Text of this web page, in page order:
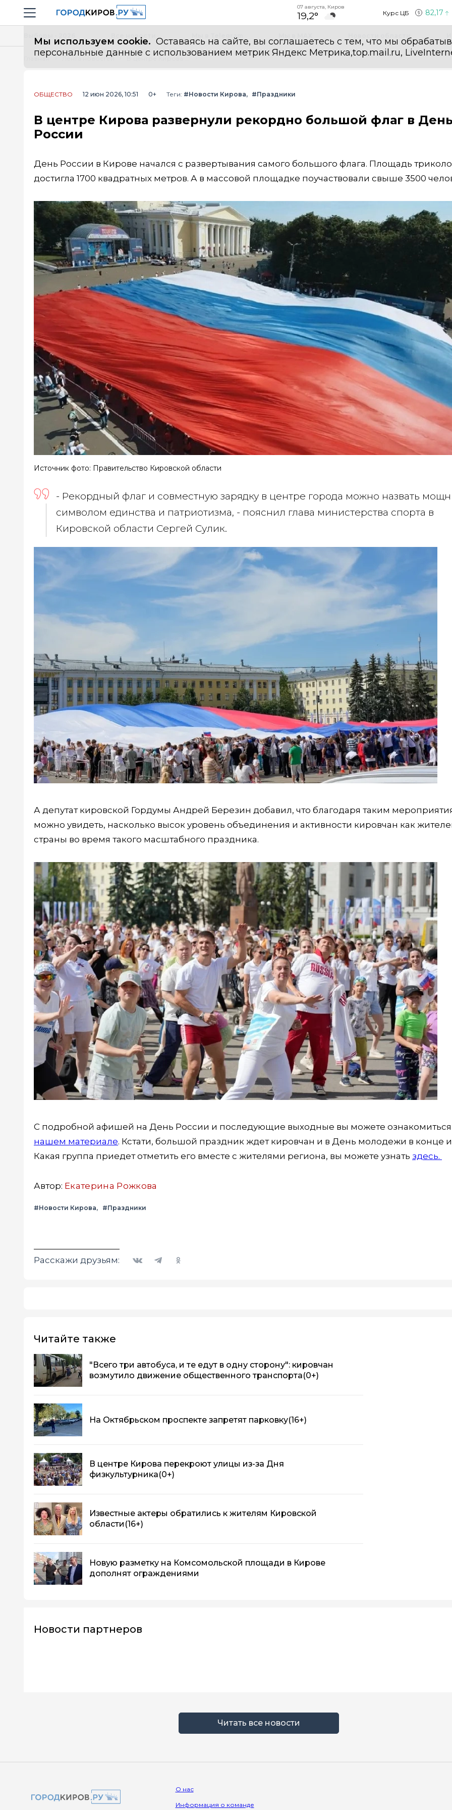
Навигация сайта
07 августа, Киров
19,2° Курс ЦБ 82,17
Мы используем cookie. Оставаясь на сайте, вы соглашаетесь с тем, что мы
персональные данные с использованием метрик Яндекс Метрика,top.mail.ru,
Все новости
Главная Лента новостей
ОБЩЕСТВО 12 июн 2026, 10:51 0+ Теги: #Новости Кирова #Праздники
В центре Кирова развернули рекордно большой флаг в
России
День России в Кирове начался с развертывания самого большого флага. Площадь
достигла 1700 квадратных метров. А в массовой площадке поучаствовали свыше 3500
Источник фото: Правительство Кировской области
- Рекордный флаг и совместную зарядку в центре города можно назвать
символом единства и патриотизма, - пояснил глава министерства спорта в
Кировской области Сергей Сулик.
А депутат кировской Гордумы Андрей Березин добавил, что благодаря таким
можно увидеть, насколько высок уровень объединения и активности кировчан как
страны во время такого масштабного праздника.
С подробной афишей на День России и последующие выходные вы можете ознакомиться
нашем материале. Кстати, большой праздник ждет кировчан и в День молодежи в конце
Какая группа приедет отметить его вместе с жителями региона, вы можете узнать здесь.
Автор: Екатерина Рожкова
#Новости Кирова #Праздники
Расскажи друзьям:
Читайте также
"Всего три автобуса, и те едут в одну сторону": кировчан
возмутило движение общественного транспорта(0+)
На Октябрьском проспекте запретят парковку(16+)
В центре Кирова перекроют улицы из-за Дня
физкультурника(0+)
Известные актеры обратились к жителям Кировской
области (16+)
Новую разметку на Комсомольской площади в Кирове
дополнят ограждениями
Новости партнеров
Читать все новости
О нас
Информация о команде